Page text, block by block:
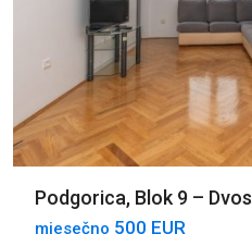
Podgorica, Blok 9 –
mjesečno 500 EUR